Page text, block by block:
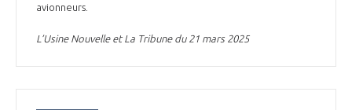
avionneurs.
L’Usine Nouvelle et La Tribune du 21 mars 2025